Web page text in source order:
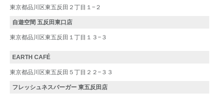
東京都品川区東五反田２丁目１−２
自遊空間 五反田東口店
東京都品川区東五反田１丁目１３−３
EARTH CAFÉ
東京都品川区東五反田５丁目２２−３３
フレッシュネスバーガー 東五反田店